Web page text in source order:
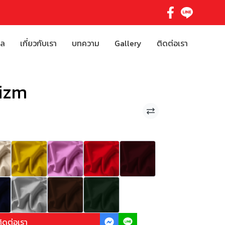
เกี่ยวกับเรา บทความ Gallery ติดต่อเรา
ต่อเรา